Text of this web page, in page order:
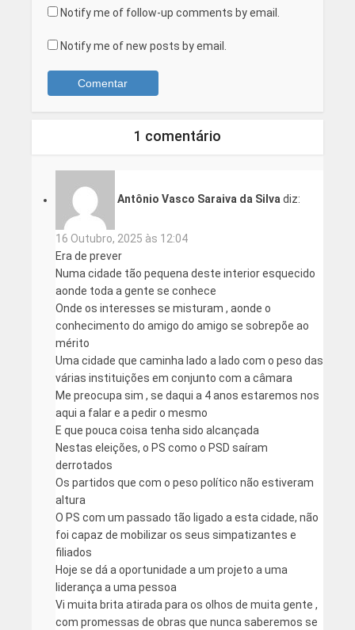
Notify me of follow-up comments by email.
Notify me of new posts by email.
1 comentário
Antônio Vasco Saraiva da Silva diz:
16 Outubro, 2025 às 12:04
Era de prever
Numa cidade tão pequena deste interior esquecido
aonde toda a gente se conhece
Onde os interesses se misturam , aonde o
conhecimento do amigo do amigo se sobrepõe ao
mérito
Uma cidade que caminha lado a lado com o peso das
várias instituições em conjunto com a câmara
Me preocupa sim , se daqui a 4 anos estaremos nos
aqui a falar e a pedir o mesmo
E que pouca coisa tenha sido alcançada
Nestas eleições, o PS como o PSD saíram
derrotados
Os partidos que com o peso político não estiveram
altura
O PS com um passado tão ligado a esta cidade, não
foi capaz de mobilizar os seus simpatizantes e
filiados
Hoje se dá a oportunidade a um projeto a uma
liderança a uma pessoa
Vi muita brita atirada para os olhos de muita gente ,
com promessas de obras que nunca saberemos se